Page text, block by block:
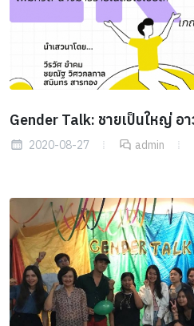
Gender Talk: ชายเป็นใหญ่ อ
2020-08-27 admin